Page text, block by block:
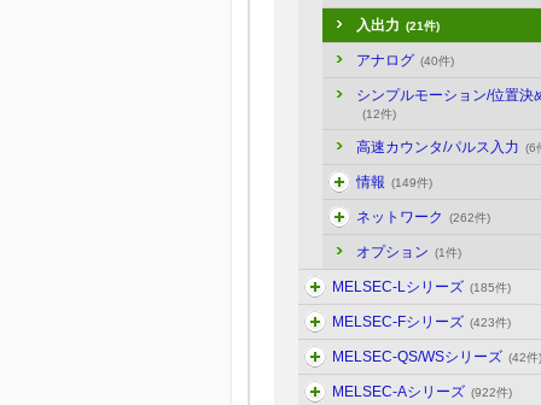
入出力 (21件)
アナログ (40件)
シンプルモーション/位置決
(12件)
高速カウンタ/パルス入力 (6
情報 (149件)
ネットワーク (262件)
オプション (1件)
MELSEC-Lシリーズ (185件)
MELSEC-Fシリーズ (423件)
MELSEC-QS/WSシリーズ (42件)
MELSEC-Aシリーズ (922件)